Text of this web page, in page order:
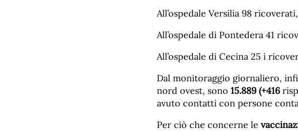
All’ospedale Versilia 98
All’ospedale di Pontedera 41
All’ospedale di Cecina 25 i
Dal monitoraggio giornaliero,
nord ovest, sono 15.889 (+416
avuto contatti con persone
Per ciò che concerne le